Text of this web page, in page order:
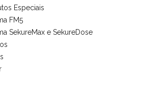
Especiais
FM5
SekureMax e SekureDose